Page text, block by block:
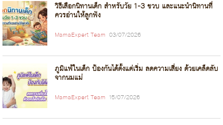
วิธีเลือกนิทานเด็ก สำหรับวัย 1-3 ขวบ และแนะนำนิทานที่
ควรอ่านให้ลูกฟัง
MamaExpert Team 03/07/2026
ภูมิแพ้ในเด็ก ป้องกันได้ตั้งแต่เริ่ม ลดความเสี่ยง ด้วยเคล็ดลับ
จากนมแม่
MamaExpert Team 15/07/2026